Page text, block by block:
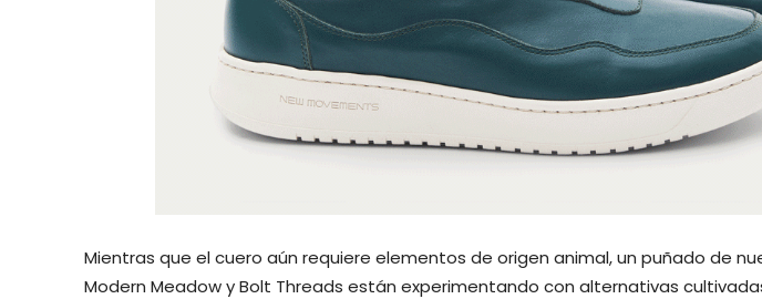
Mientras que el cuero aún requiere elementos de origen animal, un puñado de
Modern Meadow y Bolt Threads están experimentando con alternativas